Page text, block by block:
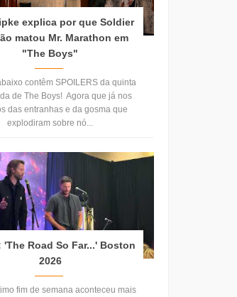
explica por que Soldier
matou Mr. Marathon em
"The Boys"
contêm SPOILERS da quinta
de The Boys! Agora que já nos
das entranhas e da gosma que
explodiram sobre nó...
'The Road So Far...' Boston
2026
fim de semana aconteceu mais